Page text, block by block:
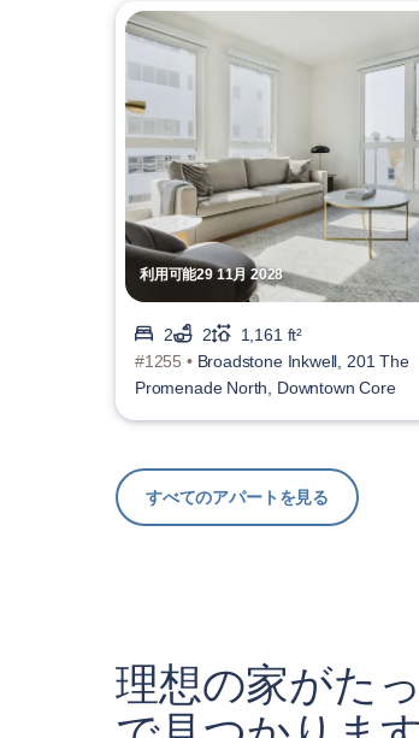
利用可能29 11月 2028
2 2
1,161 ft²
#1255 • Broadstone Inkwell, 201 The
Promenade North, Downtown Core
すべてのアパートを見る
理想の家がた